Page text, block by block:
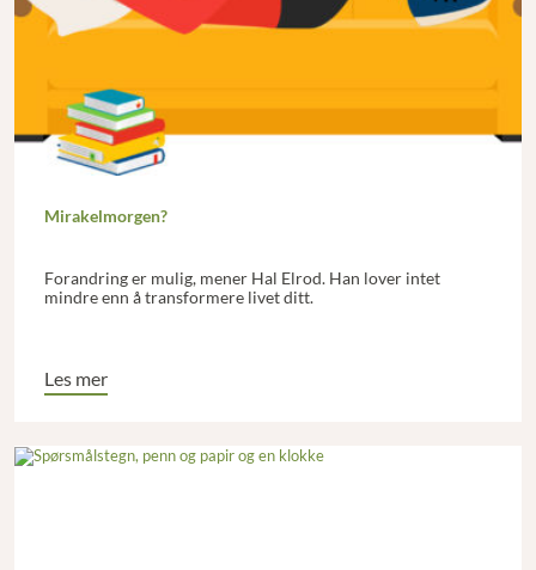
Mirakelmorgen?
Forandring er mulig, mener Hal Elrod. Han lover intet
mindre enn å transformere livet ditt.
Les mer